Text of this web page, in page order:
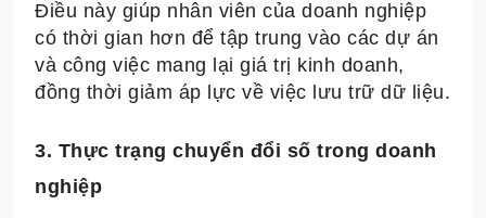
Điều này giúp nhân viên của doanh nghiệp
có thời gian hơn để tập trung vào các dự án
và công việc mang lại giá trị kinh doanh,
đồng thời giảm áp lực về việc lưu trữ dữ liệu.
3. Thực trạng chuyển đổi số trong doanh
nghiệp